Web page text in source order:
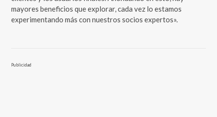
mayores beneficios que explorar, cada vez lo estamos
experimentando más con nuestros socios expertos».
Publicidad